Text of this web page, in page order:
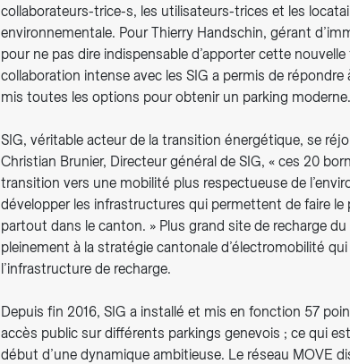
collaborateurs-trice-s, les utilisateurs-trices et les
environnementale. Pour Thierry Handschin, gérant
pour ne pas dire indispensable d’apporter cette
collaboration intense avec les SIG a permis de
mis toutes les options pour obtenir un parking
SIG, véritable acteur de la transition énergétique, se
Christian Brunier, Directeur général de SIG, « ces 20
transition vers une mobilité plus respectueuse de
développer les infrastructures qui permettent de faire le
partout dans le canton. » Plus grand site de recharge
pleinement à la stratégie cantonale d’électromobilité
l’infrastructure de recharge.
Depuis fin 2016, SIG a installé et mis en fonction 57
accès public sur différents parkings genevois ; ce qui
début d’une dynamique ambitieuse. Le réseau MOVE